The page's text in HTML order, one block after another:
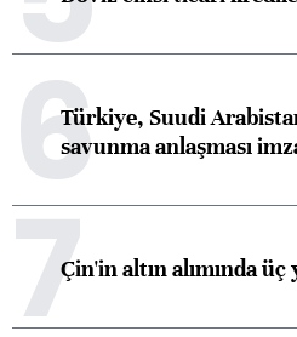
6Türkiye, Suudi
savunma anlaşması
7Çin'in altın alımında üç